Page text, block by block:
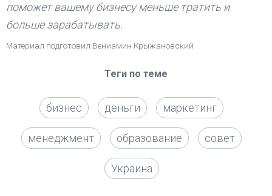
поможет вашему бизнесу меньше тратить и
больше зарабатывать.
Материал подготовил Вениамин Крыжановский
Теги по теме
бизнес деньги маркетинг
менеджмент образование совет
Украина